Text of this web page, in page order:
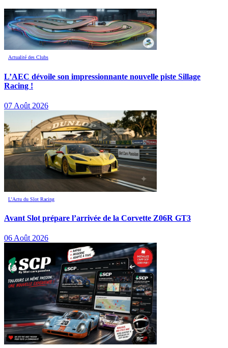
Actualité des Clubs
L’AEC dévoile son impressionnante nouvelle piste Sillage
Racing !
07 Août 2026
L’Actu du Slot Racing
Avant Slot prépare l’arrivée de la Corvette Z06R GT3
06 Août 2026